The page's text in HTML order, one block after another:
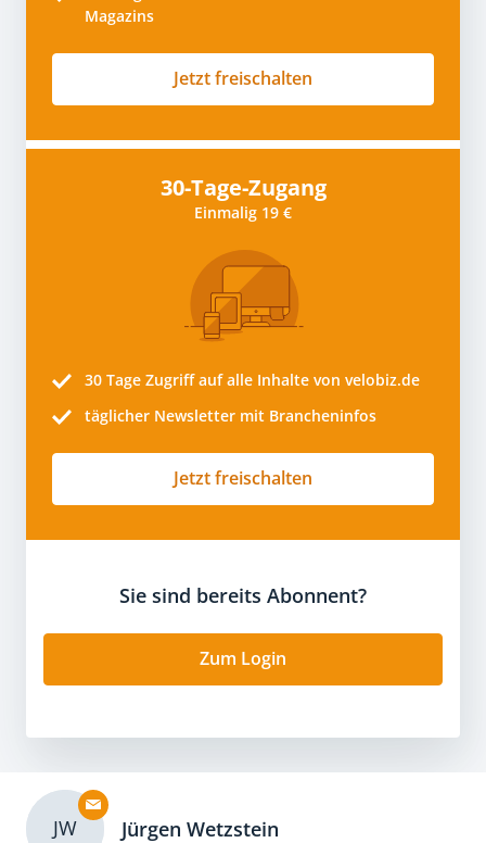
Magazins
Jetzt freischalten
30-Tage-Zugang
Einmalig 19 €
30 Tage Zugriff auf alle Inhalte von velobiz.de
täglicher Newsletter mit Brancheninfos
Jetzt freischalten
Sie sind bereits Abonnent?
Zum Login
JW Jürgen Wetzstein